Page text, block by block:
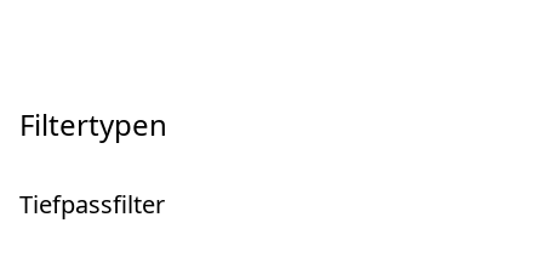
Filtertypen
Tiefpassfilter